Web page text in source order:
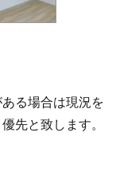
る場合は現況を
優先と致します。